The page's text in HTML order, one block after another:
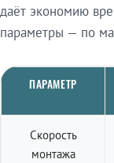
даёт экономию
параметры — по
ПАРАМЕТР
Скорость
монтажа